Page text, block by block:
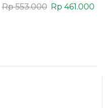
Rp553.000 Rp 461.000